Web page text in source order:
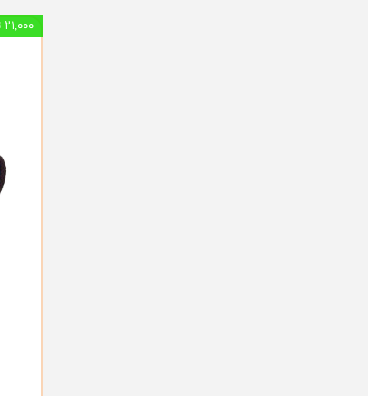
۲۱,۰۰۰ تومان